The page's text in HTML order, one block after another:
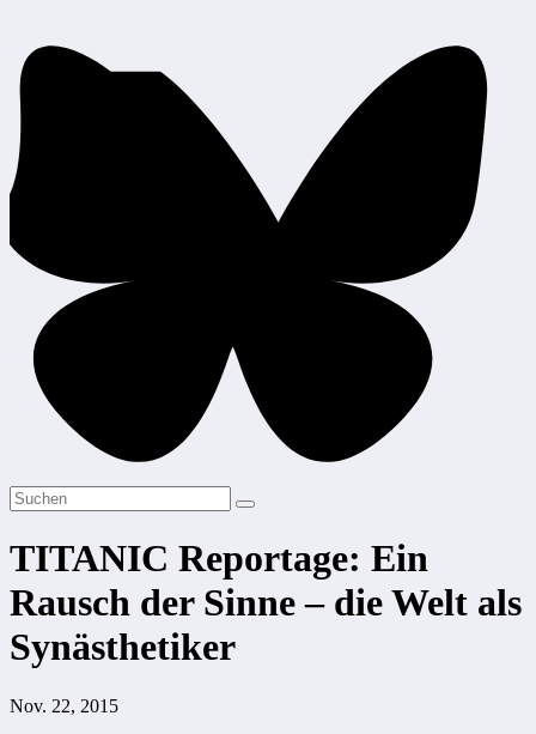
TITANIC Reportage: Ein
Rausch der Sinne – die Welt als
Synästhetiker
Nov. 22, 2015